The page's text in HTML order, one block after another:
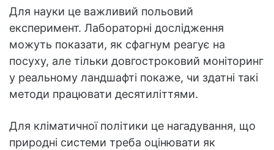
Для науки це важливий польовий
експеримент. Лабораторні дослідження
можуть показати, як сфагнум реагує на
посуху, але тільки довгостроковий моніторинг
у реальному ландшафті покаже, чи здатні такі
методи працювати десятиліттями.
Для кліматичної політики це нагадування, що
природні системи треба оцінювати як